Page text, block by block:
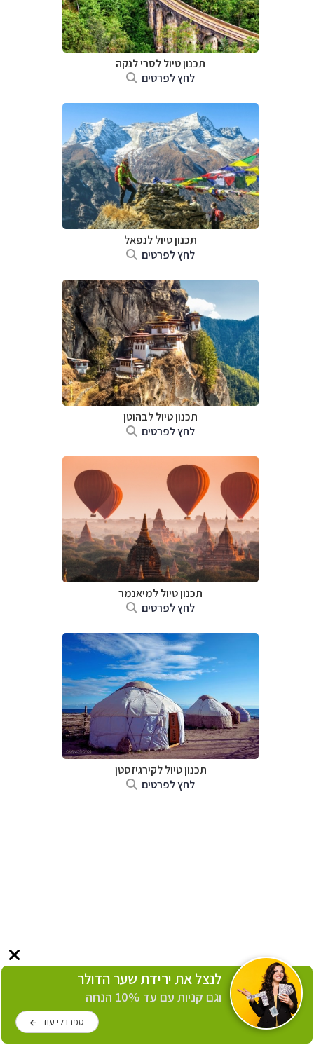
תכנון טיוללסרי לנקה
לחץ לפרטים
תכנון טיול לנפאל
לחץ לפרטים
תכנון טיול לבהוטן
לחץ לפרטים
תכנון טיוללמיאנמר
לחץ לפרטים
תכנון טיוללקירגיזסטן
לחץ לפרטים
לנצל את ירידת שער הדולר
וגם קניות עם עד 10% הנחה
ספרו לי עוד